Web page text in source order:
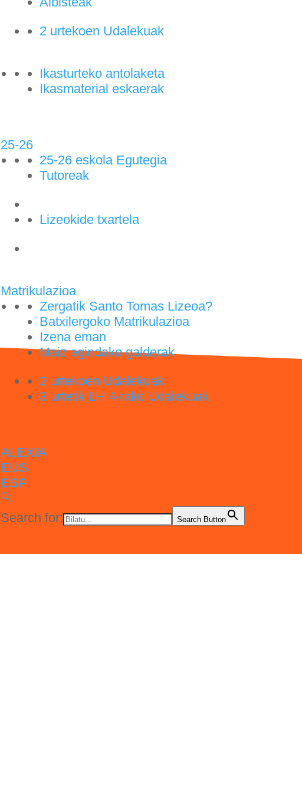
2 urtekoen Udalekuak
Ikasturteko antolaketa
Ikasmaterial eskaerak
25-26
25-26 eskola Egutegia
Tutoreak
Lizeokide txartela
Matrikulazioa
Zergatik Santo Tomas Lizeoa?
Batxilergoko Matrikulazioa
Izena eman
Maiz egindako galderak
2 urtekoen Udalekuak
3 urtetik LH 4-rako Udalekuak
ALEXIA
EUS
ESP
Search for: Search Button